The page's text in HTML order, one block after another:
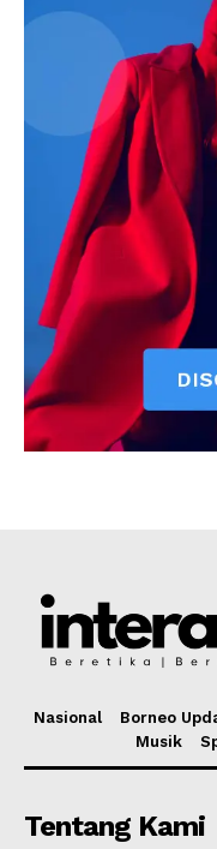
Nasional Borneo
Musik
Tentang Kami